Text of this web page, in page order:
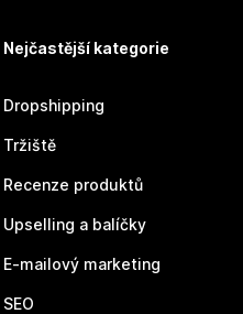
Nejčastější kategorie
Dropshipping
Tržiště
Recenze produktů
Upselling a balíčky
E-mailový marketing
SEO